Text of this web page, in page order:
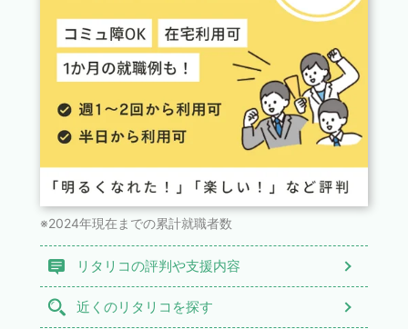
※2024年現在までの累計就職者数
リタリコの評判や支援内容
近くのリタリコを探す